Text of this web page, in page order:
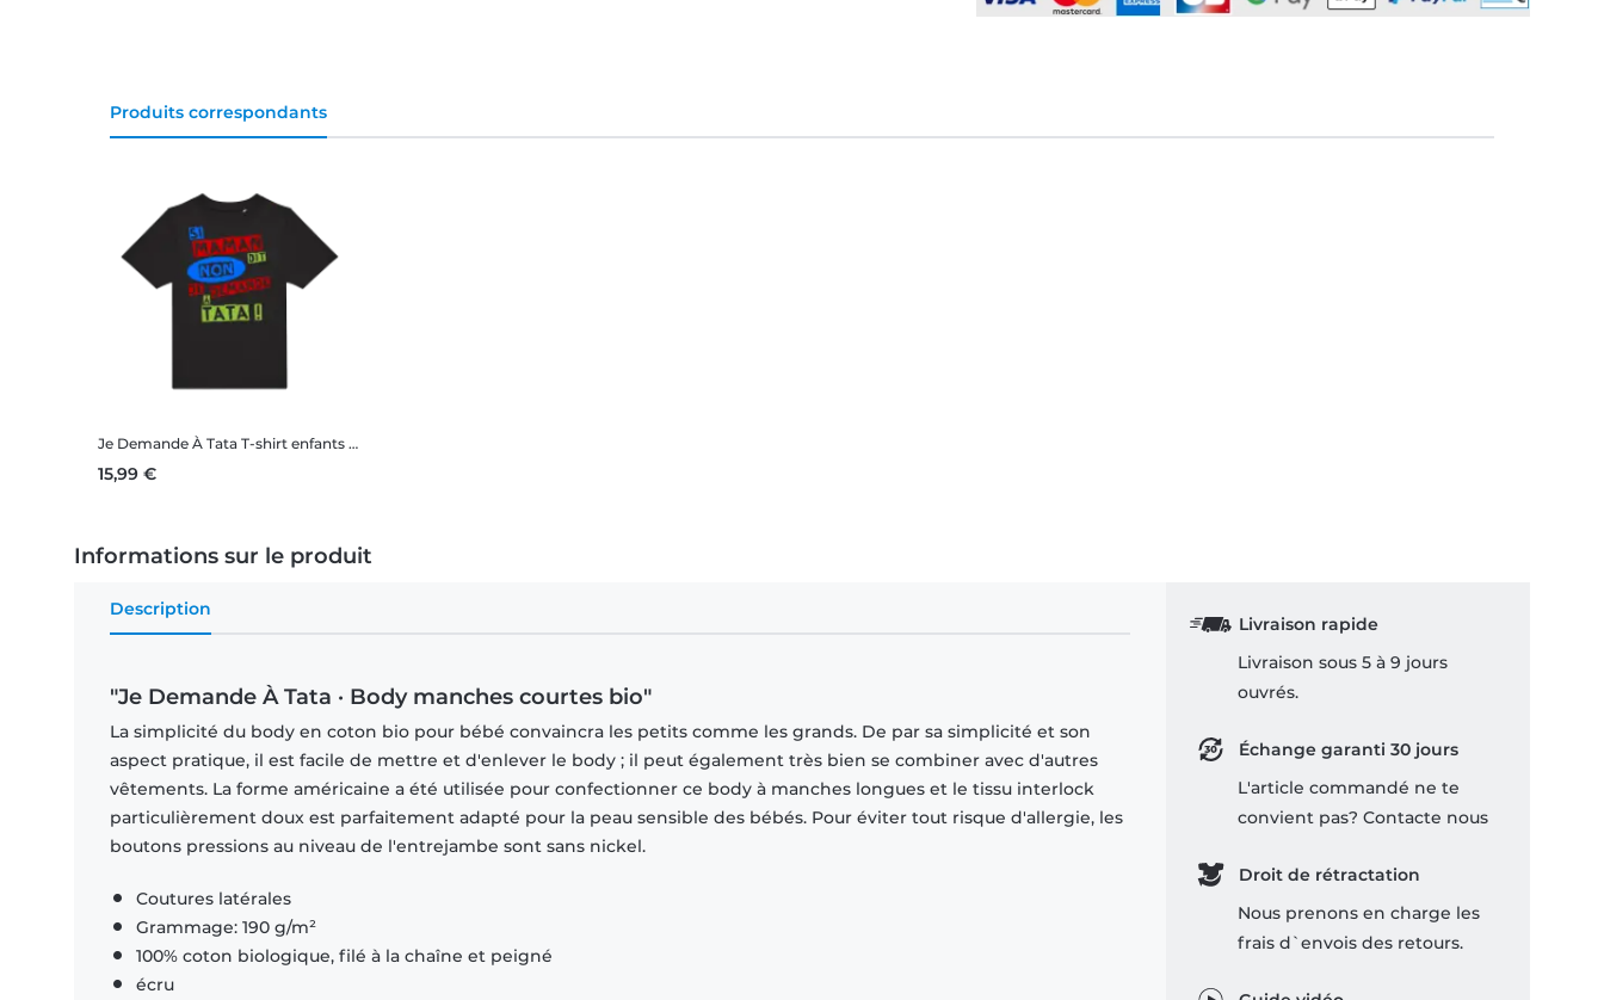
Produits correspondants
Je Demande À Tata T-shirt enfants B&C
15,99 €
Informations sur le produit
Description
"Je Demande À Tata · Body manches courtes bio"
La simplicité du body en coton bio pour bébé convaincra les petits comme les grands. De par sa simplicité et son
aspect pratique, il est facile de mettre et d'enlever le body ; il peut également très bien se combiner avec d'autres
vêtements. La forme américaine a été utilisée pour confectionner ce body à manches longues et le tissu interlock
particulièrement doux est parfaitement adapté pour la peau sensible des bébés. Pour éviter tout risque d'allergie, les
boutons pressions au niveau de l'entrejambe sont sans nickel.
Coutures latérales
Grammage: 190 g/m²
100% coton biologique, filé à la chaîne et peigné
écru
Livraison rapide
Livraison sous 5 à 9 jours
ouvrés.
Échange garanti 30 jours
L'article commandé ne te
convient pas? Contacte nous
Droit de rétractation
Nous prenons en charge les
frais d`envois des retours.